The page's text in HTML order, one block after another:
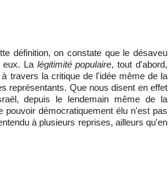
définition, on constate que le désaveu
eux. La légitimité populaire, tout d'abord,
travers la critique de l'idée même de la
représentants. Que nous disent en effet
depuis le lendemain même de la
pouvoir démocratiquement élu n'est pas
à plusieurs reprises, ailleurs qu'en